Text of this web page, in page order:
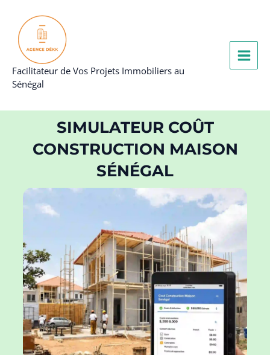
contenu
Facilitateur de Vos Projets Immobiliers au
Sénégal
SIMULATEUR COÛT
CONSTRUCTION MAISON
SÉNÉGAL